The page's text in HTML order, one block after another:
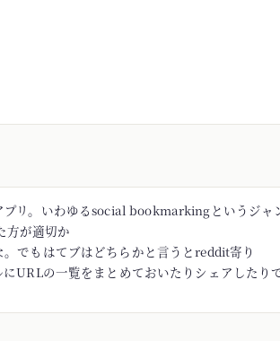
プリ。いわゆるsocial bookmarkingというジ
方が適切か
でもはてブはどちらかと言うとreddit寄り
URLの一覧をまとめておいたりシェアしたり